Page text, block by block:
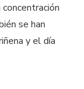
se han
y el día